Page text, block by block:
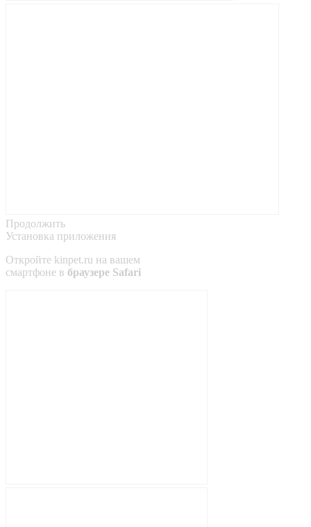
Продолжить
Установка приложения
Откройте kinpet.ru на вашем
смартфоне в браузере Safari